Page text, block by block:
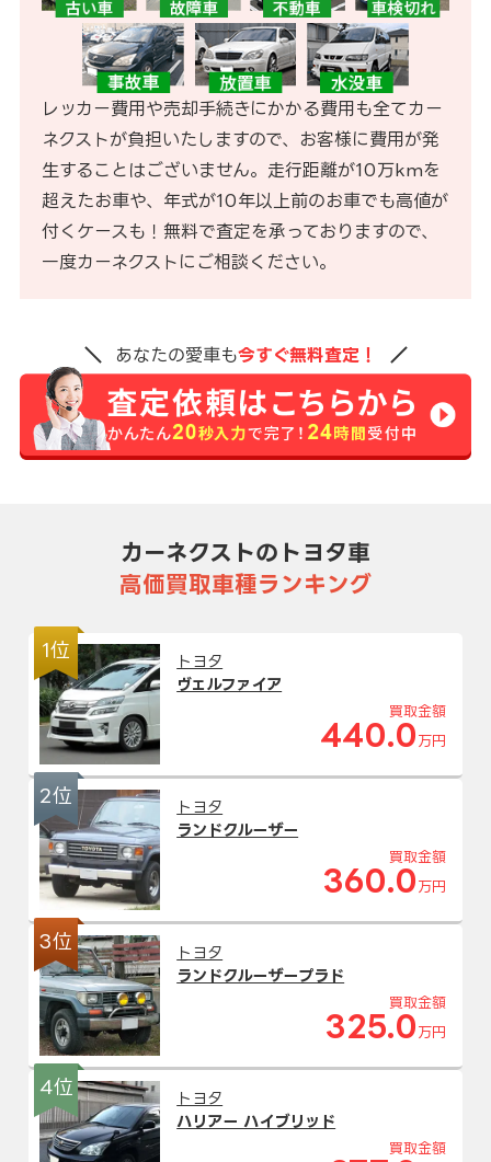
レッカー費用や売却手続きにかかる費用も全てカー
ネクストが負担いたしますので、お客様に費用が発
生することはございません。走行距離が10万kmを
超えたお車や、年式が10年以上前のお車でも高値が
付くケースも！無料で査定を承っておりますので、
一度カーネクストにご相談ください。
あなたの愛車も今すぐ無料査定！
カーネクストのトヨタ車
高価買取車種ランキング
1位
トヨタ
ヴェルファイア
買取金額
440.0 万円
2位
トヨタ
ランドクルーザー
買取金額
360.0 万円
3位
トヨタ
ランドクルーザープラド
買取金額
325.0 万円
4位
トヨタ
ハリアー ハイブリッド
買取金額